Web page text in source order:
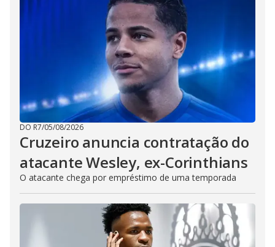
DO R7/05/08/2026
Cruzeiro anuncia contratação do
atacante Wesley, ex-Corinthians
O atacante chega por empréstimo de uma temporada